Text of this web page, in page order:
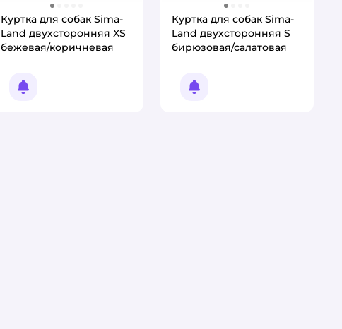
Куртка для собак Sima-
Land двухсторонняя XS
бежевая/коричневая
Уведомить о появлении
Куртка для собак Sima-
Land двухсторонняя S
бирюзовая/салатовая
Уведомить о появлении